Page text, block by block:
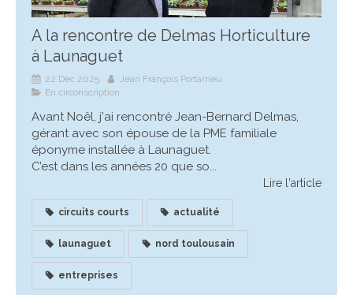
A la rencontre de Delmas Horticulture
à Launaguet
22 Déc 2025
Jean François Portarrieu
En circonscription
Avant Noêl, j'ai rencontré Jean-Bernard Delmas,
gérant avec son épouse de la PME familiale
éponyme installée à Launaguet.
C’est dans les années 20 que so...
Lire l'article
circuits courts actualité
launaguet nord toulousain
entreprises